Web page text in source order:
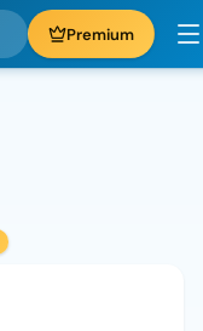
Premium